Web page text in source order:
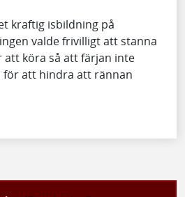
kraftig isbildning på
valde frivilligt att stanna
att köra så att färjan inte
för att hindra att rännan